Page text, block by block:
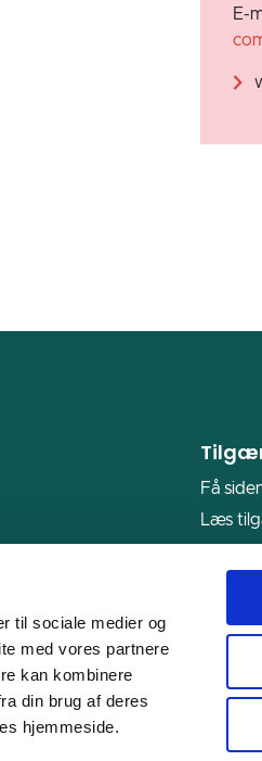
til sociale medier og
med vores partnere
kan kombinere
din brug af deres
hjemmeside.
E-
Få
Læs